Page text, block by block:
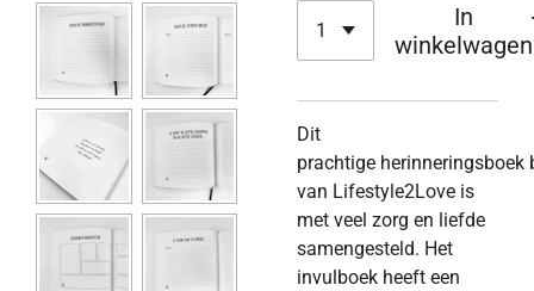
In
winkelwagen
Dit
prachtige herinneringsboek
van Lifestyle2Love is
met veel zorg en liefde
samengesteld. Het
invulboek heeft een